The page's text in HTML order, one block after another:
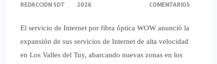
REDACCIÓN SDT
2026
COMENTARIOS
El servicio de Internet por fibra óptica WOW anunció la
expansión de sus servicios de Internet de alta velocidad
en Los Valles del Tuy, abarcando nuevas zonas en los